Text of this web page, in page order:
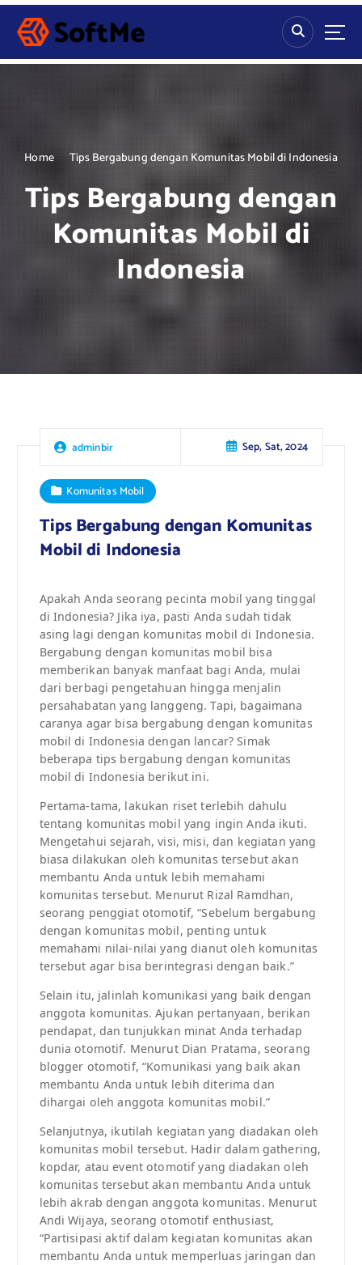
S
p
Home Tips Bergabung dengan Komunitas Mobil di Indonesia
Tips Bergabung dengan
Komunitas Mobil di
Indonesia
adminbir Sep, Sat, 2024
Komunitas Mobil
Tips Bergabung dengan Komunitas
Mobil di Indonesia
Apakah Anda seorang pecinta mobil yang tinggal
di Indonesia? Jika iya, pasti Anda sudah tidak
asing lagi dengan komunitas mobil di Indonesia.
Bergabung dengan komunitas mobil bisa
memberikan banyak manfaat bagi Anda, mulai
dari berbagi pengetahuan hingga menjalin
persahabatan yang langgeng. Tapi, bagaimana
caranya agar bisa bergabung dengan komunitas
mobil di Indonesia dengan lancar? Simak
beberapa tips bergabung dengan komunitas
mobil di Indonesia berikut ini.
Pertama-tama, lakukan riset terlebih dahulu
tentang komunitas mobil yang ingin Anda ikuti.
Mengetahui sejarah, visi, misi, dan kegiatan yang
biasa dilakukan oleh komunitas tersebut akan
membantu Anda untuk lebih memahami
komunitas tersebut. Menurut Rizal Ramdhan,
seorang penggiat otomotif, “Sebelum bergabung
dengan komunitas mobil, penting untuk
memahami nilai-nilai yang dianut oleh komunitas
tersebut agar bisa berintegrasi dengan baik.”
Selain itu, jalinlah komunikasi yang baik dengan
anggota komunitas. Ajukan pertanyaan, berikan
pendapat, dan tunjukkan minat Anda terhadap
dunia otomotif. Menurut Dian Pratama, seorang
blogger otomotif, “Komunikasi yang baik akan
membantu Anda untuk lebih diterima dan
dihargai oleh anggota komunitas mobil.”
Selanjutnya, ikutilah kegiatan yang diadakan oleh
komunitas mobil tersebut. Hadir dalam gathering,
kopdar, atau event otomotif yang diadakan oleh
komunitas tersebut akan membantu Anda untuk
lebih akrab dengan anggota komunitas. Menurut
Andi Wijaya, seorang otomotif enthusiast,
“Partisipasi aktif dalam kegiatan komunitas akan
membantu Anda untuk memperluas jaringan dan